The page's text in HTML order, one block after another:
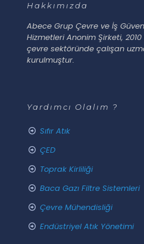
Hakkımızda
Abece Grup Çevre ve İş
Hizmetleri Anonim Şirketi, 2010
çevre sektöründe çalışan
kurulmuştur.
Yardımcı Olalım ?
Sıfır Atık
ÇED
Toprak Kirliliği
Baca Gazı Filtre Sistemleri
Çevre Mühendisliği
Endüstriyel Atık Yönetimi